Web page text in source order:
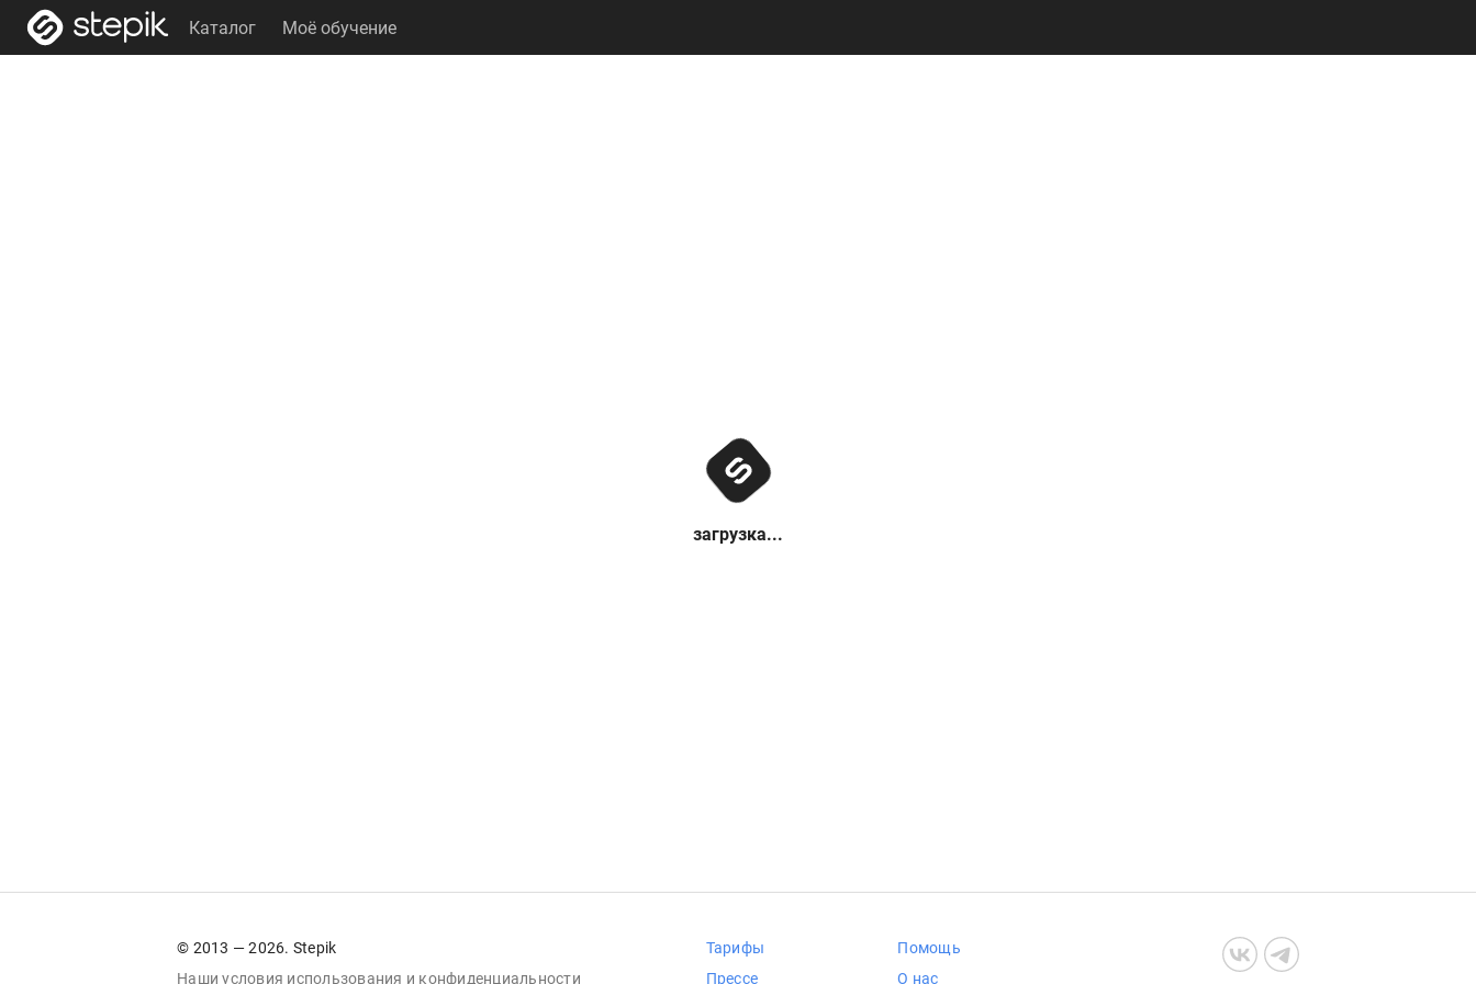
Каталог Моё обучение
загрузка...
© 2013 — 2026. Stepik
Наши условия использования и конфиденциальности
Тарифы
Прессе
Помощь
О нас